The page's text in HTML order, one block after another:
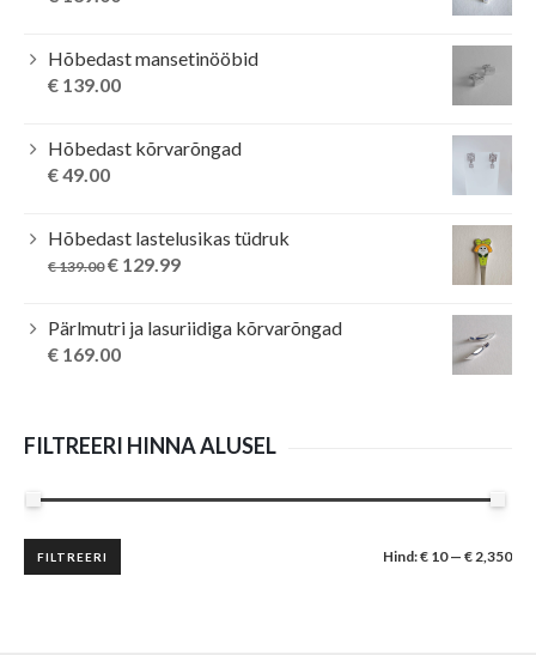
Hõbedast mansetinööbid
€ 139.00
Hõbedast kõrvarõngad
€49.00
Hõbedast lastelusikas tüdruk
€139.00 Original
€ 139.00.
€ 129.99Current
€ 129.99.
Pärlmutri ja lasuriidiga kõrvarõngad
€ 169.00
FILTREERI HINNA ALUSEL
Minimaalne
hind
Maksimaalne
hind
FILTREERI Hind:€ 10— € 2,350